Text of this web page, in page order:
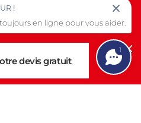
et cookies
des cookies
devis gratuit
1
!
en ligne pour vous aider.